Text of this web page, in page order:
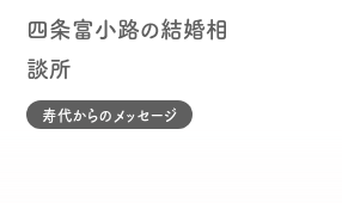
四条富小路の結婚相
談所
寿代からのメッセージ